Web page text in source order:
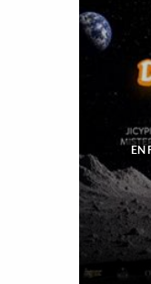
EN